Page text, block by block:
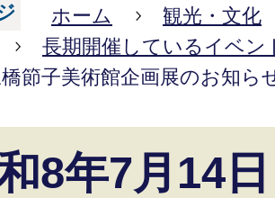
ホーム
観光・文化
長期開催しているイベン
節子美術館企画展のお知ら
和8年7月14